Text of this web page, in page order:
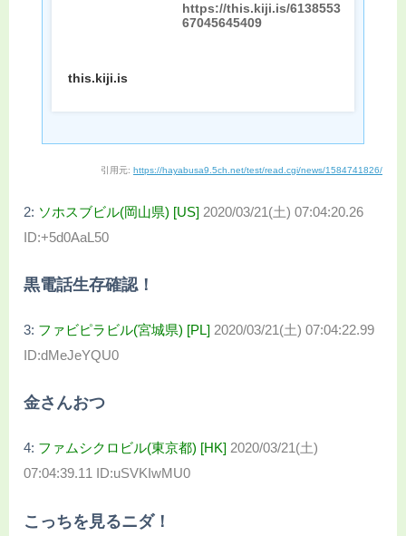
https://this.kiji.is/6138553
67045645409
this.kiji.is
引用元: https://hayabusa9.5ch.net/test/read.cgi/news/1584741826/
2: ソホスブビル(岡山県) [US] 2020/03/21(土) 07:04:20.26
ID:+5d0AaL50
黒電話生存確認！
3: ファビピラビル(宮城県) [PL] 2020/03/21(土) 07:04:22.99
ID:dMeJeYQU0
金さんおつ
4: ファムシクロビル(東京都) [HK] 2020/03/21(土)
07:04:39.11 ID:uSVKIwMU0
こっちを見るニダ！